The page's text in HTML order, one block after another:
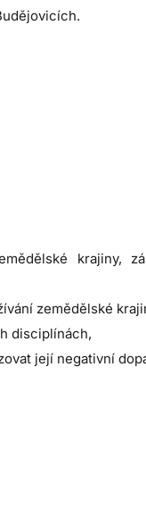
krajiny,
zemědělské
disciplínách,
její negativní